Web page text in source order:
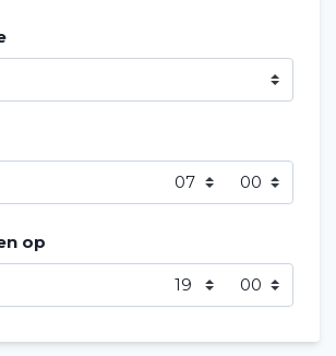
op